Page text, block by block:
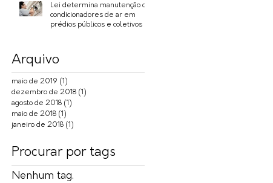
Lei determina manutenção de
condicionadores de ar em
prédios públicos e coletivos
Arquivo
maio de 2019 (1)
dezembro de 2018 (1)
agosto de 2018 (1)
maio de 2018 (1)
janeiro de 2018 (1)
Procurar por tags
Nenhum tag.